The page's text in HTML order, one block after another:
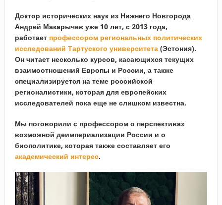
Доктор исторических наук из Нижнего Новгорода
Андрей Макарычев уже 10 лет, с 2013 года,
работает профессором региональных политических
исследований Тартуского университета(Эстония).
Он читает несколько курсов, касающихся текущих
взаимоотношений Европы и России, а также
специализируется на теме российской
регионалистики, которая для европейских
исследователей пока еще не слишком известна.
Мы поговорили с профессором о перспективах
возможной деимпериализации России и о
биополитике, которая также составляет его
академический интерес.